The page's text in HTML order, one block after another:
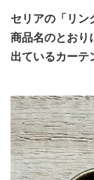
セリアの「リン
商品名のとおり
出ているカーテ